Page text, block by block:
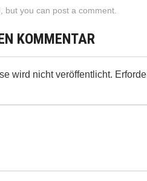
but you can post a comment
KOMMENTAR
wird nicht veröffentlicht.